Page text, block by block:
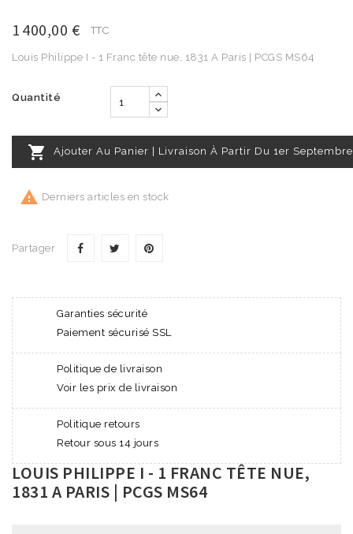
1 400,00 € TTC
Louis Philippe I - 1 Franc tête nue, 1831 A Paris | PCGS MS64
Quantité
 Ajouter Au Panier | Livraison À Partir Du 1er Septembre
 Derniers articles en stock
Partager
Garanties sécurité
Paiement sécurisé SSL
Politique de livraison
Voir les prix de livraison
Politique retours
Retour sous 14 jours
LOUIS PHILIPPE I - 1 FRANC TÊTE NUE,
1831 A PARIS | PCGS MS64